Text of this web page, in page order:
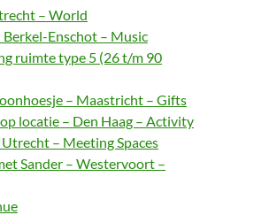
– World
Berkel-Enschot – Music
ruimte type 5 (26 t/m 90
– Maastricht – Gifts
locatie – Den Haag – Activity
– Meeting Spaces
Sander – Westervoort –